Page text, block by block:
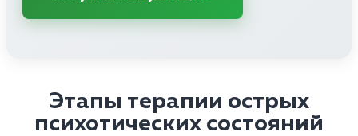
Этапы терапии острых
психотических состояний